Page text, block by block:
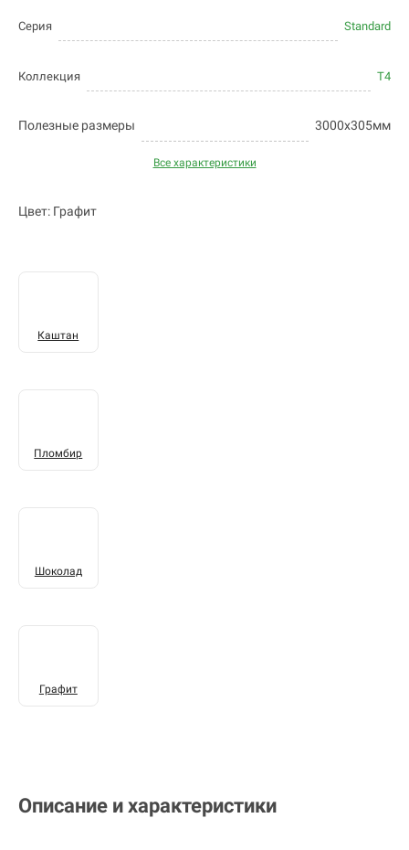
Серия Standard
Коллекция T4
Полезные размеры 3000х305мм
Все характеристики
Цвет: Графит
Каштан
Пломбир
Шоколад
Графит
Описание и характеристики